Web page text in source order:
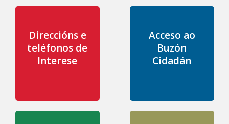
Direccións e
teléfonos de
Interese
Acceso ao
Buzón
Cidadán